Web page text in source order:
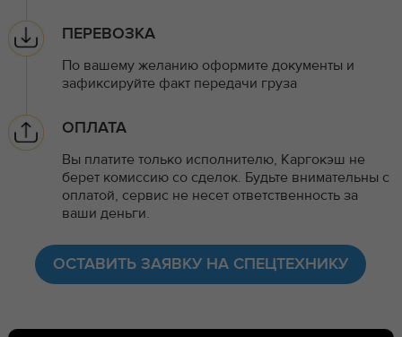
ПЕРЕВОЗКА
По вашему желанию оформите документы и
зафиксируйте факт передачи груза
ОПЛАТА
Вы платите только исполнителю, Каргокэш не
берет комиссию со сделок. Будьте внимательны с
оплатой, сервис не несет ответственность за
ваши деньги.
ОСТАВИТЬ ЗАЯВКУ НА СПЕЦТЕХНИКУ